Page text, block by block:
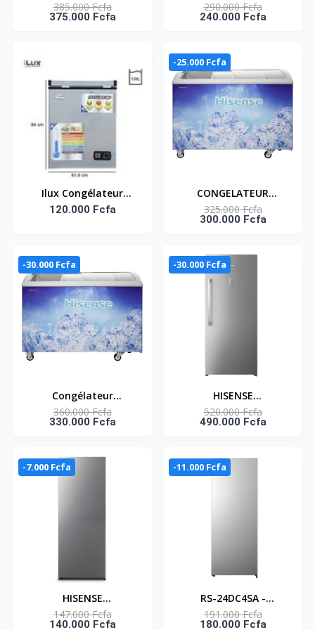
HORIZONTAL BLANC
AVEC SERRURE 725
385.000 Fcfa
375.000 Fcfa
CONGELATEUR
HORIZONTAL VITRE -
290.000 Fcfa
240.000 Fcfa
Ilux Congélateur
Horizontal - ILCH138 -
120.000 Fcfa
-25.000 Fcfa
CONGELATEUR
HORIZONTAL VITRE
AVEC SERRURE 303
325.000 Fcfa
300.000 Fcfa
-30.000 Fcfa
Congélateur
horizontal vitré deux
battants coulissants
paniers à l’intérieure –
R600A – FL-46DD4HA
360.000 Fcfa
330.000 Fcfa
-30.000 Fcfa
HISENSE
CONGELATEUR
INVERTER NO-FROST
520.000 Fcfa
490.000 Fcfa
-7.000 Fcfa
HISENSE
CONGELATEUR
147.000 Fcfa
140.000 Fcfa
-11.000 Fcfa
RS-24DC4SA -
CONGELATEUR
191.000 Fcfa
180.000 Fcfa